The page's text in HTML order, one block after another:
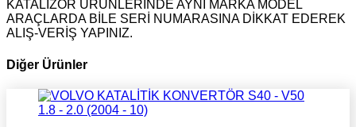
KATALİZÖR ÜRÜNLERİNDE AYNI MARKA MODEL
ARAÇLARDA BİLE SERİ NUMARASINA DİKKAT EDEREK
ALIŞ-VERİŞ YAPINIZ.
Diğer Ürünler